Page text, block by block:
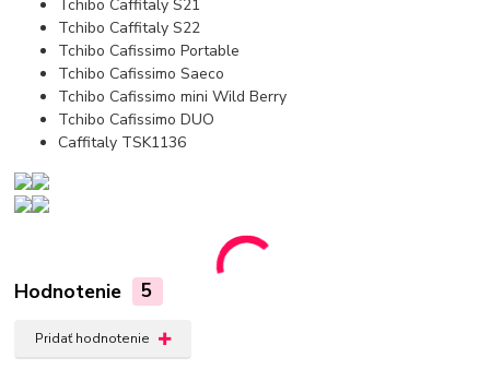
Tchibo Caffitaly S21
Tchibo Caffitaly S22
Tchibo Cafissimo Portable
Tchibo Cafissimo Saeco
Tchibo Cafissimo mini Wild Berry
Tchibo Cafissimo DUO
Caffitaly TSK1136
Hodnotenie 5
Pridať hodnotenie